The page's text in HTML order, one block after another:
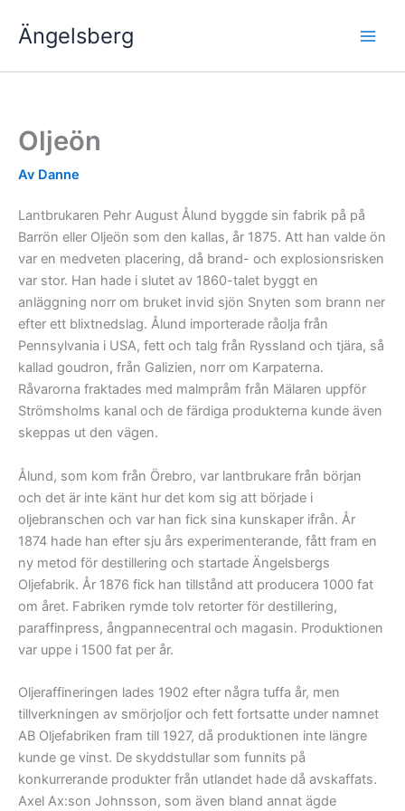
Ängelsberg
Oljeön
Av Danne
Lantbrukaren Pehr August Ålund byggde sin fabrik på på
Barrön eller Oljeön som den kallas, år 1875. Att han valde ön
var en medveten placering, då brand- och explosionsrisken
var stor. Han hade i slutet av 1860-talet byggt en
anläggning norr om bruket invid sjön Snyten som brann ner
efter ett blixtnedslag. Ålund importerade råolja från
Pennsylvania i USA, fett och talg från Ryssland och tjära, så
kallad goudron, från Galizien, norr om Karpaterna.
Råvarorna fraktades med malmpråm från Mälaren uppför
Strömsholms kanal och de färdiga produkterna kunde även
skeppas ut den vägen.
Ålund, som kom från Örebro, var lantbrukare från början
och det är inte känt hur det kom sig att började i
oljebranschen och var han fick sina kunskaper ifrån. År
1874 hade han efter sju års experimenterande, fått fram en
ny metod för destillering och startade Ängelsbergs
Oljefabrik. År 1876 fick han tillstånd att producera 1000 fat
om året. Fabriken rymde tolv retorter för destillering,
paraffinpress, ångpannecentral och magasin. Produktionen
var uppe i 1500 fat per år.
Oljeraffineringen lades 1902 efter några tuffa år, men
tillverkningen av smörjoljor och fett fortsatte under namnet
AB Oljefabriken fram till 1927, då produktionen inte längre
kunde ge vinst. De skyddstullar som funnits på
konkurrerande produkter från utlandet hade då avskaffats.
Axel Ax:son Johnsson, som även bland annat ägde